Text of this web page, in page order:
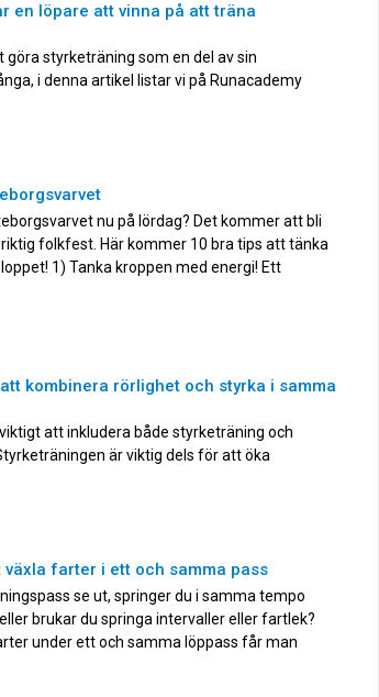
en löpare att vinna på att träna
göra styrketräning som en del av sin
i denna artikel listar vi på Runacademy
nu på lördag? Det kommer att bli
folkfest. Här kommer 10 bra tips att tänka
1) Tanka kroppen med energi! Ett
kombinera rörlighet och styrka i samma
att inkludera både styrketräning och
är viktig dels för att öka
som kan […]
växla farter i ett och samma pass
se ut, springer du i samma tempo
brukar du springa intervaller eller fartlek?
under ett och samma löppass får man